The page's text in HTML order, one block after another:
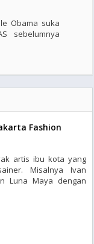
Obama suka
sebelumnya
Fashion
artis ibu kota yang
Misalnya Ivan
Luna Maya dengan